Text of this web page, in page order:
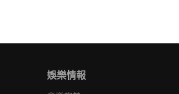
娛樂情報